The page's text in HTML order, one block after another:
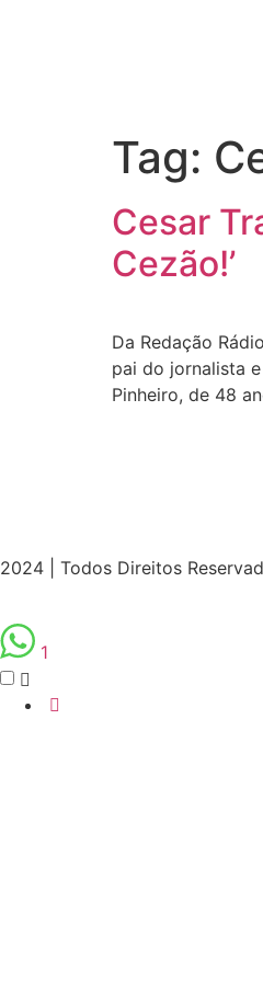
Tag:
Cesar
Cezão!’
Da Redação
pai do jornalista
Pinheiro, de 48
2024 | Todos Direitos
1